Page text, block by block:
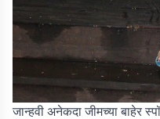
जान्हवी अनेकदा जीमच्या बाहेर